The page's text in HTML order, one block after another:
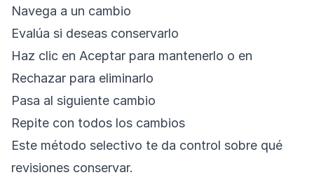
Navega a un cambio
Evalúa si deseas conservarlo
Haz clic en Aceptar para mantenerlo o en
Rechazar para eliminarlo
Pasa al siguiente cambio
Repite con todos los cambios
Este método selectivo te da control sobre qué
revisiones conservar.